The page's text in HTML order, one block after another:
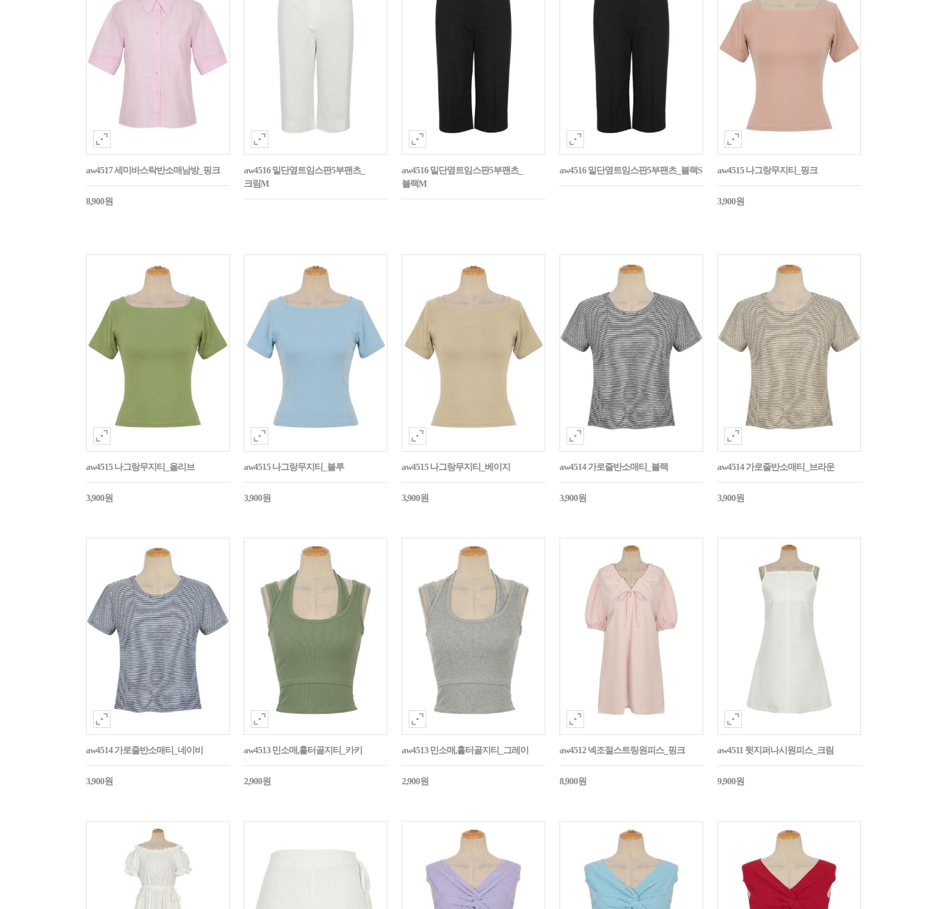
aw4517 세미바스락반소매남방_핑크
8,900원
aw4516 밑단옆트임스판5부팬츠_
크림M
aw4516 밑단옆트임스판5부팬츠_
블랙M
aw4516 밑단옆트임스판5부팬츠_블랙S aw4515 나그랑무지티_핑크
3,900원
aw4515 나그랑무지티_올리브
3,900원
aw4515 나그랑무지티_블루
3,900원
aw4515 나그랑무지티_베이지
3,900원
aw4514 가로줄반소매티_블랙
3,900원
aw4514 가로줄반소매티_브라운
3,900원
aw4514 가로줄반소매티_네이비
3,900원
aw4513 민소매,홀터골지티_카키
2,900원
aw4513 민소매,홀터골지티_그레이
2,900원
aw4512 넥조절스트링원피스_핑크
8,900원
aw4511 뒷지퍼나시원피스_크림
9,900원